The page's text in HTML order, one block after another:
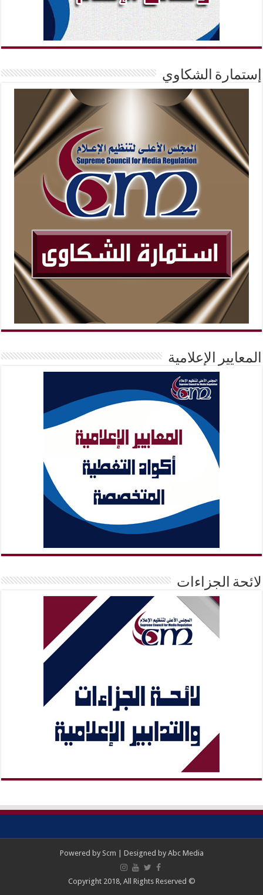
إستمارة الشكاوي
المعايير الإعلامية
لائحة الجزاءات
Powered by Scm | Designed by Abc Media
© Copyright 2018, All Rights Reserved